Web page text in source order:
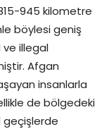
945 kilometre
böylesi geniş
ve illegal
Afgan
insanlarla
de bölgedeki
geçişlerde